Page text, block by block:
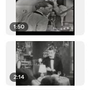
1:50
2:14